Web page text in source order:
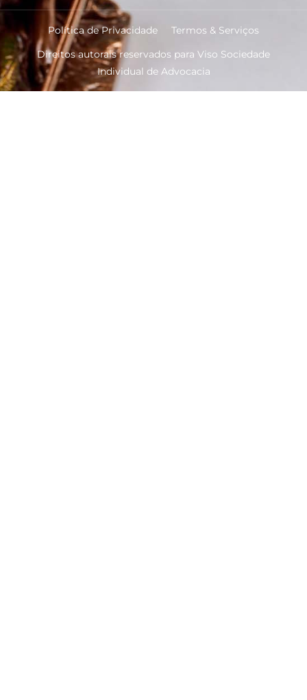
Direitos autorais reservados para Viso Sociedade
Individual de Advocacia
Política de Privacidade Termos & Serviços